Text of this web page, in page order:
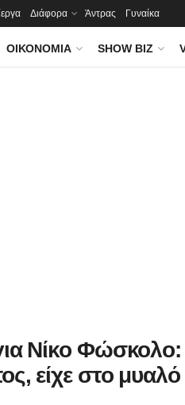
Διάφορα Άντρας Γυναίκα
ΟΙΚΟΝΟΜΊΑ SHOW BIZ
Νίκο
είχε στο μυαλό